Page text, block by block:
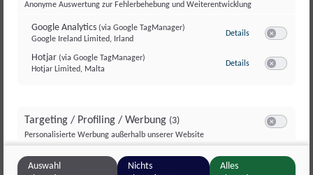
E-Mail-Adresse
Telefonnummer
Anonyme Auswertung zur Fehlerbehebung und Weiterentwicklung
Google Analytics (via Google TagManager)
Google Ireland Limited, Irland
Details zu Google
Hotjar (via Google TagManager)
Hotjar Limited, Malta
Details zu Hotjar (via
Targeting / Profiling / Werbung (3)
Personalisierte Werbung außerhalb unserer Website
Meta Pixel(via Google TagManager)
Meta Platforms Ireland Ltd., Irland
Details zu Meta Pixel
Auswahl
Nichts
Alles